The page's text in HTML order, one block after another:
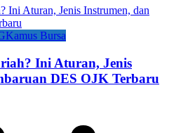
Kamus Bursa
Ini Aturan, Jenis
DES OJK Terbaru